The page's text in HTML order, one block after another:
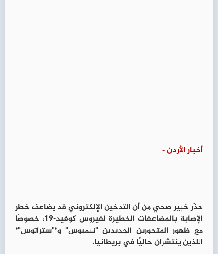
أخبار الأردن -
حذّر خبير صحي من أن التدخين الإلكتروني قد يضاعف خطر
الإصابة بالمضاعفات الخطيرة لفيروس كوفيد-19، خصوصًا
مع ظهور المتحورين الجديدين "نيمبوس" و*"ستراتوس"*
اللذين ينتشران حاليًا في بريطانيا.